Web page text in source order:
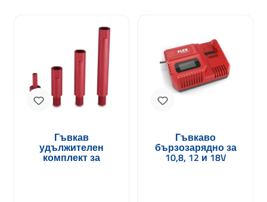
Гъвкав
удължителен
комплект за
Гъвкаво
бързозарядно за
10,8, 12 и 18V